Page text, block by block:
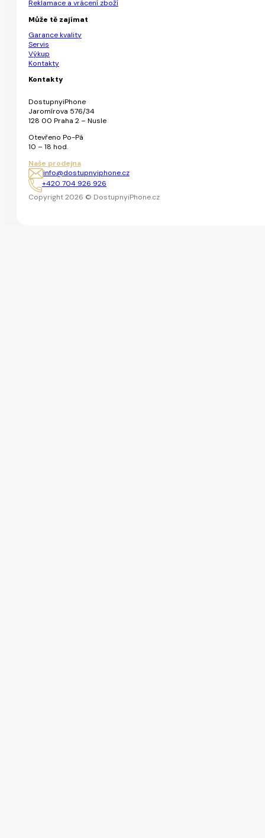
Reklamace a vrácení zboží
Může tě zajímat
Garance kvality
Servis
Výkup
Kontakty
Kontakty
DostupnyiPhone
Jaromírova 576/34
128 00 Praha 2 – Nusle
Otevřeno Po-Pá
10 – 18 hod.
Naše prodejna
info@dostupnyiphone.cz
+420 704 926 926
Copyright 2026 © DostupnyiPhone.cz